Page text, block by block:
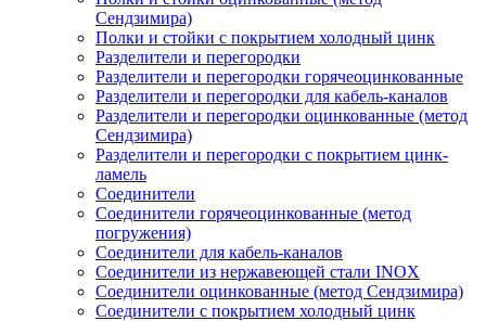
Сендзимира)
Полки и стойки с покрытием холодный цинк
Разделители и перегородки
Разделители и перегородки горячеоцинкованные
Разделители и перегородки для кабель-каналов
Разделители и перегородки оцинкованные (метод
Сендзимира)
Разделители и перегородки с покрытием цинк-
ламель
Соединители
Соединители горячеоцинкованные (метод
погружения)
Соединители для кабель-каналов
Соединители из нержавеющей стали INOX
Соединители оцинкованные (метод Сендзимира)
Соединители с покрытием холодный цинк